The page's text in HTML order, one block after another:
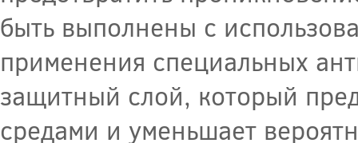
быть выполнены с
применения специальных
защитный слой, который
средами и уменьшает